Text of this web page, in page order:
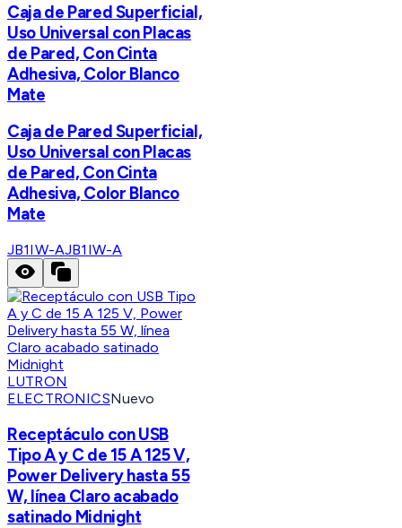
Caja de Pared Superficial,
Uso Universal con Placas
de Pared, Con Cinta
Adhesiva, Color Blanco
Mate
Caja de Pared Superficial,
Uso Universal con Placas
de Pared, Con Cinta
Adhesiva, Color Blanco
Mate
JB1IW-AJB1IW-A
LUTRON
ELECTRONICSNuevo
Receptáculo con USB
Tipo A y C de 15 A 125 V,
Power Delivery hasta 55
W, línea Claro acabado
satinado Midnight